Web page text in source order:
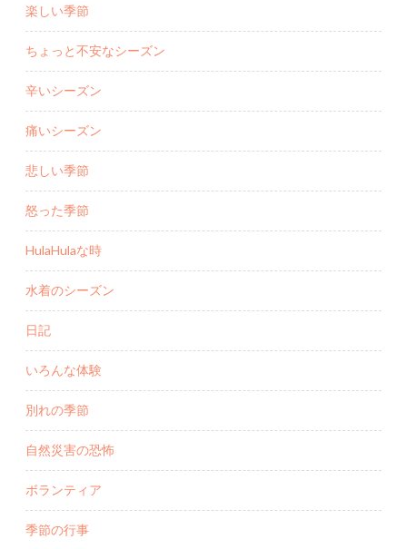
楽しい季節
ちょっと不安なシーズン
辛いシーズン
痛いシーズン
悲しい季節
怒った季節
HulaHulaな時
水着のシーズン
日記
いろんな体験
別れの季節
自然災害の恐怖
ボランティア
季節の行事